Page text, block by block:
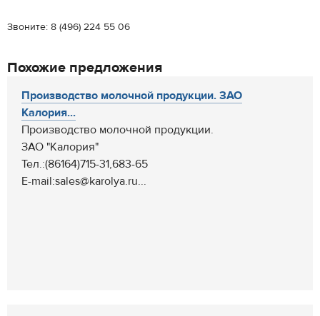
Звоните: 8 (496) 224 55 06
Похожие предложения
Производство молочной продукции. ЗАО
Калория...
Производство молочной продукции.
ЗАО "Калория"
Тел.:(86164)715-31,683-65
E-mail:sales@karolya.ru...